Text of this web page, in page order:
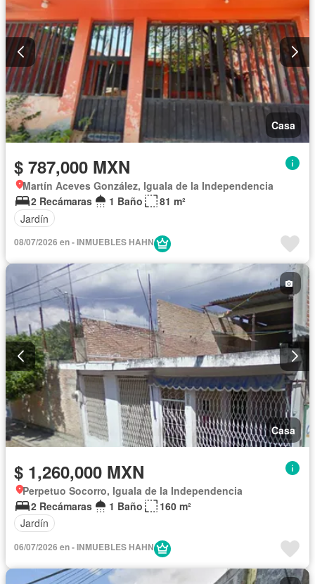
Casa
$ 787,000 MXN
Martín Aceves González, Iguala de la Independencia
2 Recámaras
1 Baño
81 m²
Jardín
08/07/2026 en - INMUEBLES HAHN
Casa
$ 1,260,000 MXN
Perpetuo Socorro, Iguala de la Independencia
2 Recámaras
1 Baño
160 m²
Jardín
06/07/2026 en - INMUEBLES HAHN